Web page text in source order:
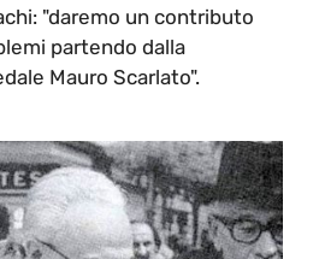
"daremo un contributo
partendo dalla
Mauro Scarlato".